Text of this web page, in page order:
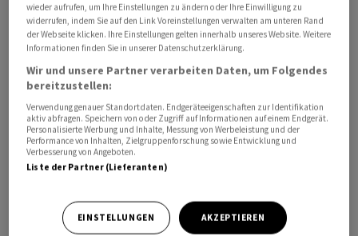
Daneben weist Lonza die um Wertberichtigungen und
Restrukturierungsaufwendungen bereinigten Zahlen
aus. Der sogenannte "Kern-EBITDA" sank im Berichtsjahr
um 6,6 Prozent auf 922 Millionen Franken.
Die entsprechende Marge erreichte 30,0 Prozent, das
sind 3,1 Prozentpunkte weniger als im Vorjahr. Denn das
langsamere Wachstum und die anhaltend schwache
Nachfrage nach Kapseln für Nahrungsmittel führten zu
stark in den Ausbau der Kapazitäten.
wieder aufrufen, um Ihre Einstellungen zu ändern oder Ihre Einwilligung zu
widerrufen, indem Sie auf den Link Voreinstellungen verwalten am unteren Rand
der Webseite klicken. Ihre Einstellungen gelten innerhalb unseres Website. Weitere
Informationen finden Sie in unserer Datenschutzerklärung.
Wir und unsere Partner verarbeiten Daten, um Folgendes
bereitzustellen:
Verwendung genauer Standortdaten. Endgeräteeigenschaften zur Identifikation
aktiv abfragen. Speichern von oder Zugriff auf Informationen auf einem Endgerät.
Personalisierte Werbung und Inhalte, Messung von Werbeleistung und der
Performance von Inhalten, Zielgruppenforschung sowie Entwicklung und
Verbesserung von Angeboten.
Liste der Partner (Lieferanten)
EINSTELLUNGEN AKZEPTIEREN